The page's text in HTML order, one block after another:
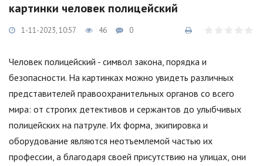
картинки человек полицейский
1-11-2023, 10:57 46 0
Человек полицейский - символ закона, порядка и
безопасности. На картинках можно увидеть различных
представителей правоохранительных органов со всего
мира: от строгих детективов и сержантов до улыбчивых
полицейских на патруле. Их форма, экипировка и
оборудование являются неотъемлемой частью их
профессии, а благодаря своей присутствию на улицах, они